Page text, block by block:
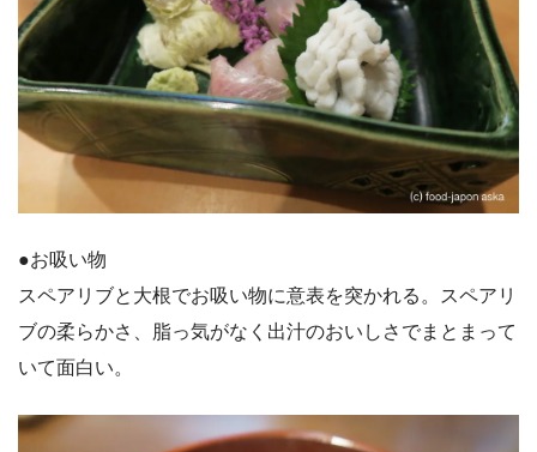
●お吸い物
スペアリブと大根でお吸い物に意表を突かれる。スペアリ
ブの柔らかさ、脂っ気がなく出汁のおいしさでまとまって
いて面白い。